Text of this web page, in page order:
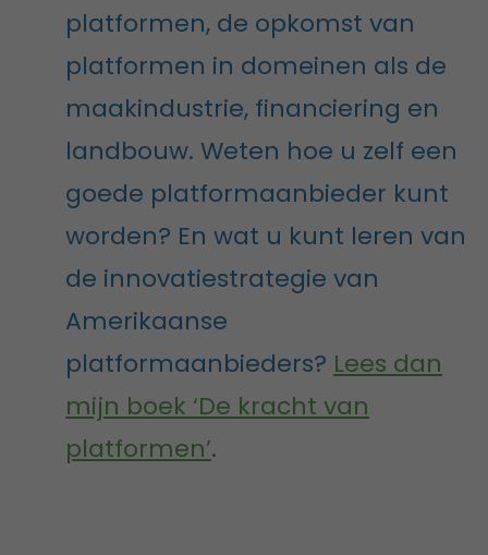
platformen, de opkomst van
platformen in domeinen als de
maakindustrie, financiering en
landbouw. Weten hoe u zelf een
goede platformaanbieder kunt
worden? En wat u kunt leren van
de innovatiestrategie van
Amerikaanse
platformaanbieders? Lees dan
mijn boek ‘De kracht van
platformen’.